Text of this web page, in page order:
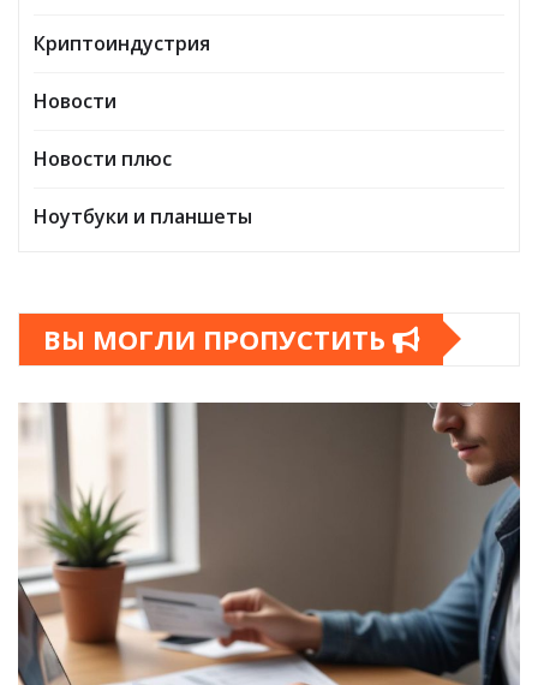
Криптоиндустрия
Новости
Новости плюс
Ноутбуки и планшеты
ВЫ МОГЛИ ПРОПУСТИТЬ